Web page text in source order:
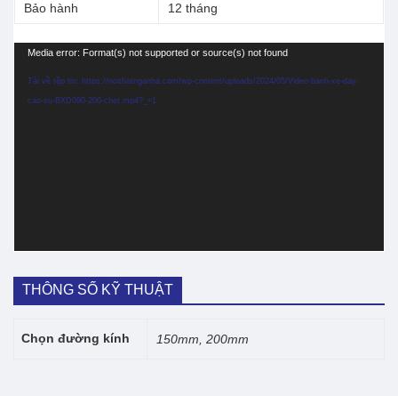
Bảo hành 12 tháng
Trình
Media error: Format(s) not supported or source(s) not found
Tải về tệp tin: https://noithatnganha.com/wp-content/uploads/2024/05/Video-banh-xe-day-
cao-su-BXD090-200-chet.mp4?_=1
THÔNG SỐ KỸ THUẬT
Chọn đường kính 150mm, 200mm